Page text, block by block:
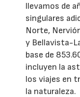
llevamos de
singulares
Norte,
y Bellavista-
base de
incluyen la
los viajes en
la naturaleza.